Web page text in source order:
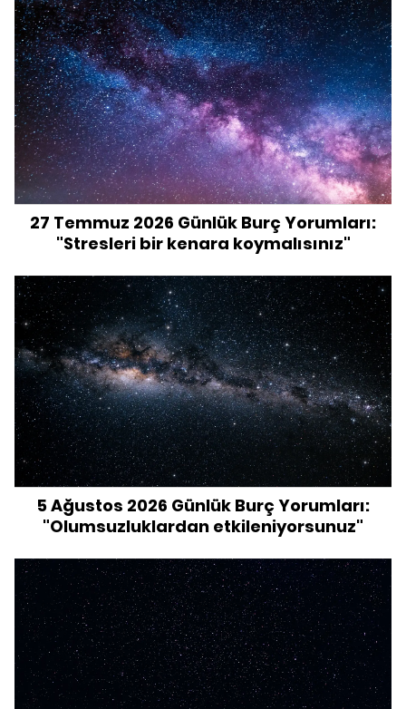
27 Temmuz 2026 Günlük Burç Yorumları:
"Stresleri bir kenara koymalısınız"
5 Ağustos 2026 Günlük Burç Yorumları:
"Olumsuzluklardan etkileniyorsunuz"